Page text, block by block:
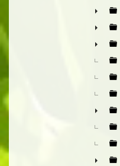
►
►
►
►
►